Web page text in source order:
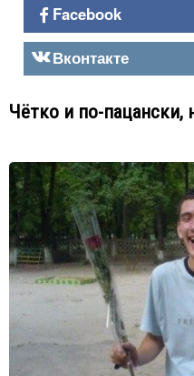
Facebook
Вконтакте
Чётко и по-пацански,